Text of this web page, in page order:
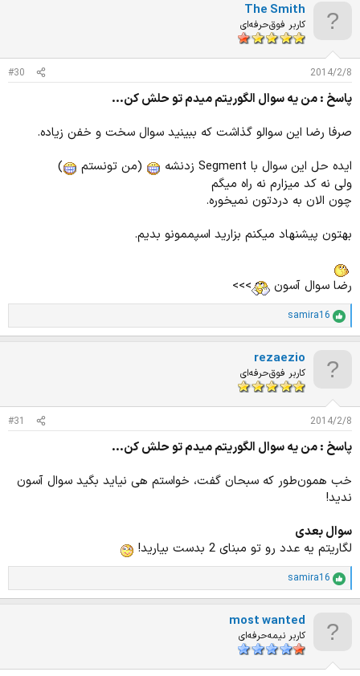
ت
:
The Smith
کاربر فوق‌حرفه‌ای
2014/2/8
#30
پاسخ : من يه سوال الگوريتم ميدم تو حلش كن...
صرفا رضا این سوالو گذاشت که ببینید سوال سخت و خفن زیاده.
ایده حل این سوال با Segment زدنشه
(من تونستم
)
ولی نه کد میزارم نه راه میگم
چون الان به دردتون نمیخوره.
بهتون پیشنهاد میکنم بزارید اسپممونو بدیم.
رضا سوال آسون >>>
ا
م
ت
:
samira16
rezaezio
کاربر فوق‌حرفه‌ای
2014/2/8
#31
پاسخ : من يه سوال الگوريتم ميدم تو حلش كن...
خب همون‌طور که سبحان گفت، خواستم هی نیاید بگید سوال آسون
ندید!
سوال بعدی
لگاریتم یه عدد رو تو مبنای 2 بدست بیارید!
ا
م
samira16
most wanted
کاربر نیمه‌حرفه‌ای